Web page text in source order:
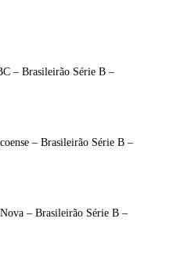
– Brasileirão Série B –
– Brasileirão Série B –
– Brasileirão Série B –